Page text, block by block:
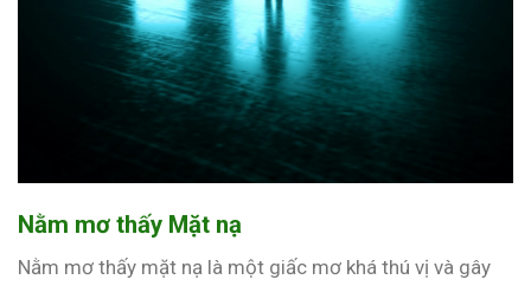
Nằm mơ thấy Mặt nạ
Nằm mơ thấy mặt nạ là một giấc mơ khá thú vị và gây